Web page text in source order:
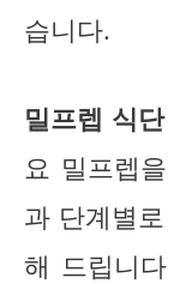
습니다.
밀프렙 식단
요 밀프렙
과 단계별로
해 드립니